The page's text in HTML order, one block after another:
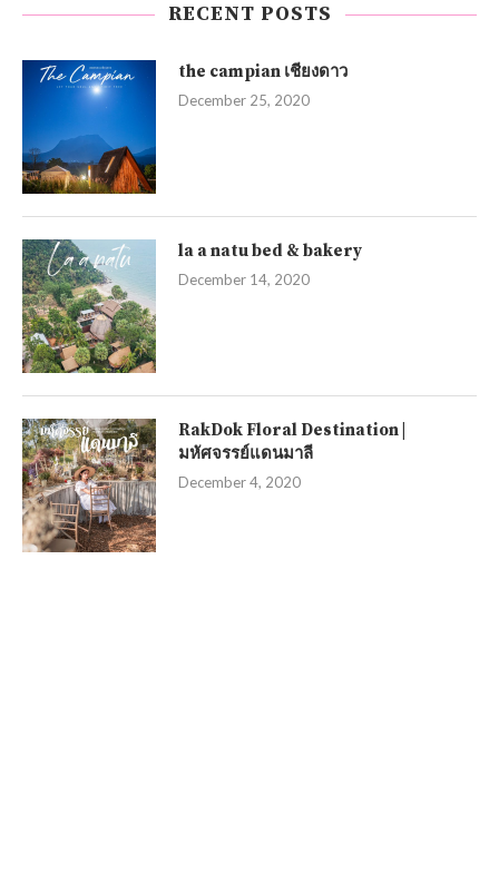
RECENT POSTS
the campian เชียงดาว
December 25, 2020
la a natu bed & bakery
December 14, 2020
RakDok Floral Destination |
มหัศจรรย์แดนมาลี
December 4, 2020